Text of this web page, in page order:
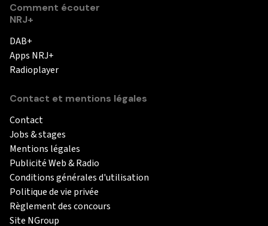
Comment écouter
NRJ+
DAB+
Apps NRJ+
Radioplayer
Contact et mentions légales
Contact
Jobs & stages
Mentions légales
Publicité Web & Radio
Conditions générales d'utilisation
Politique de vie privée
Règlement des concours
Site NGroup